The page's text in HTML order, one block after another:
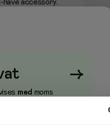
have accessory.
it vertically or
it as a hand grip
nylon
movies.
efficiency.
GRIP ALL
ADJUSTABLE
→
med moms